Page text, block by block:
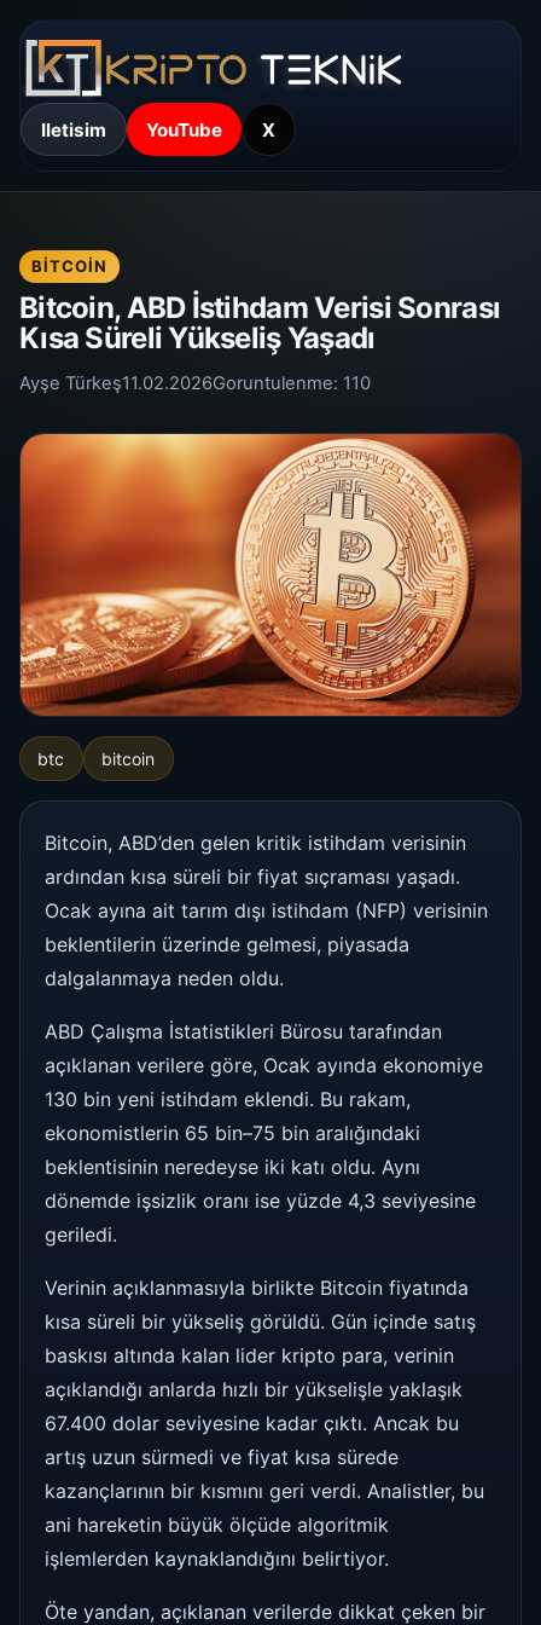
Iletisim YouTube X
BITCOIN
Bitcoin, ABD İstihdam Verisi Sonrası
Kısa Süreli Yükseliş Yaşadı
Ayşe Türkeş11.02.2026Goruntulenme: 110
btc bitcoin
Bitcoin, ABD’den gelen kritik istihdam verisinin
ardından kısa süreli bir fiyat sıçraması yaşadı.
Ocak ayına ait tarım dışı istihdam (NFP) verisinin
beklentilerin üzerinde gelmesi, piyasada
dalgalanmaya neden oldu.
ABD Çalışma İstatistikleri Bürosu tarafından
açıklanan verilere göre, Ocak ayında ekonomiye
130 bin yeni istihdam eklendi. Bu rakam,
ekonomistlerin 65 bin–75 bin aralığındaki
beklentisinin neredeyse iki katı oldu. Aynı
dönemde işsizlik oranı ise yüzde 4,3 seviyesine
geriledi.
Verinin açıklanmasıyla birlikte Bitcoin fiyatında
kısa süreli bir yükseliş görüldü. Gün içinde satış
baskısı altında kalan lider kripto para, verinin
açıklandığı anlarda hızlı bir yükselişle yaklaşık
67.400 dolar seviyesine kadar çıktı. Ancak bu
artış uzun sürmedi ve fiyat kısa sürede
kazançlarının bir kısmını geri verdi. Analistler, bu
ani hareketin büyük ölçüde algoritmik
işlemlerden kaynaklandığını belirtiyor.
Öte yandan, açıklanan verilerde dikkat çeken bir